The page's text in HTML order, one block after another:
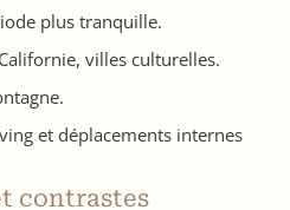
plus tranquille.
villes culturelles.
et déplacements internes
contrastes